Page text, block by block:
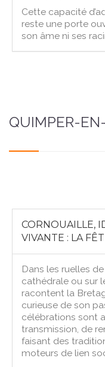
Cette capacité
reste une porte
son âme ni ses
QUIMPER-
CORNOUAILLE,
VIVANTE : LA
Dans les ruelles
cathédrale ou sur
racontent la
curieuse de son
célébrations sont
transmission, de
faisant des
moteurs de lien